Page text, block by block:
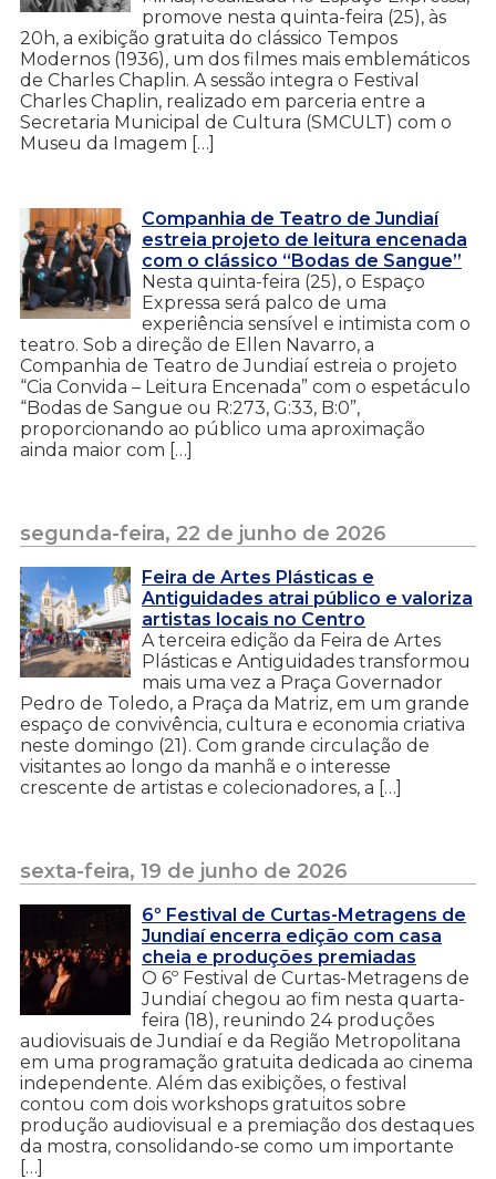
promove nesta quinta-feira (25), às
20h, a exibição gratuita do clássico Tempos
Modernos (1936), um dos filmes mais emblemáticos
de Charles Chaplin. A sessão integra o Festival
Charles Chaplin, realizado em parceria entre a
Secretaria Municipal de Cultura (SMCULT) com o
Museu da Imagem […]
Companhia de Teatro de Jundiaí
estreia projeto de leitura encenada
com o clássico “Bodas de Sangue”
Nesta quinta-feira (25), o Espaço
Expressa será palco de uma
experiência sensível e intimista com o
teatro. Sob a direção de Ellen Navarro, a
Companhia de Teatro de Jundiaí estreia o projeto
“Cia Convida – Leitura Encenada” com o espetáculo
“Bodas de Sangue ou R:273, G:33, B:0”,
proporcionando ao público uma aproximação
ainda maior com […]
segunda-feira, 22 de junho de 2026
Feira de Artes Plásticas e
Antiguidades atrai público e valoriza
artistas locais no Centro
A terceira edição da Feira de Artes
Plásticas e Antiguidades transformou
mais uma vez a Praça Governador
Pedro de Toledo, a Praça da Matriz, em um grande
espaço de convivência, cultura e economia criativa
neste domingo (21). Com grande circulação de
visitantes ao longo da manhã e o interesse
crescente de artistas e colecionadores, a […]
sexta-feira, 19 de junho de 2026
6º Festival de Curtas-Metragens de
Jundiaí encerra edição com casa
cheia e produções premiadas
O 6º Festival de Curtas-Metragens de
Jundiaí chegou ao fim nesta quarta-
feira (18), reunindo 24 produções
audiovisuais de Jundiaí e da Região Metropolitana
em uma programação gratuita dedicada ao cinema
independente. Além das exibições, o festival
contou com dois workshops gratuitos sobre
produção audiovisual e a premiação dos destaques
da mostra, consolidando-se como um importante
[…]